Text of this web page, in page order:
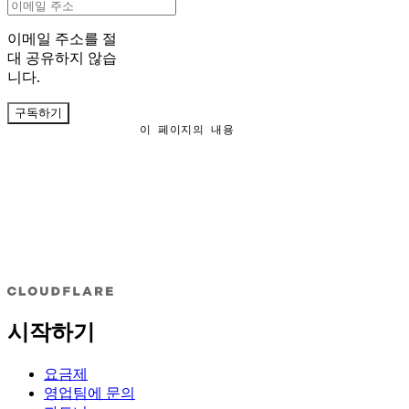
이 페이지의 내용
이메일 주소를 절
대 공유하지 않습
니다.
구독하기
시작하기
요금제
영업팀에 문의